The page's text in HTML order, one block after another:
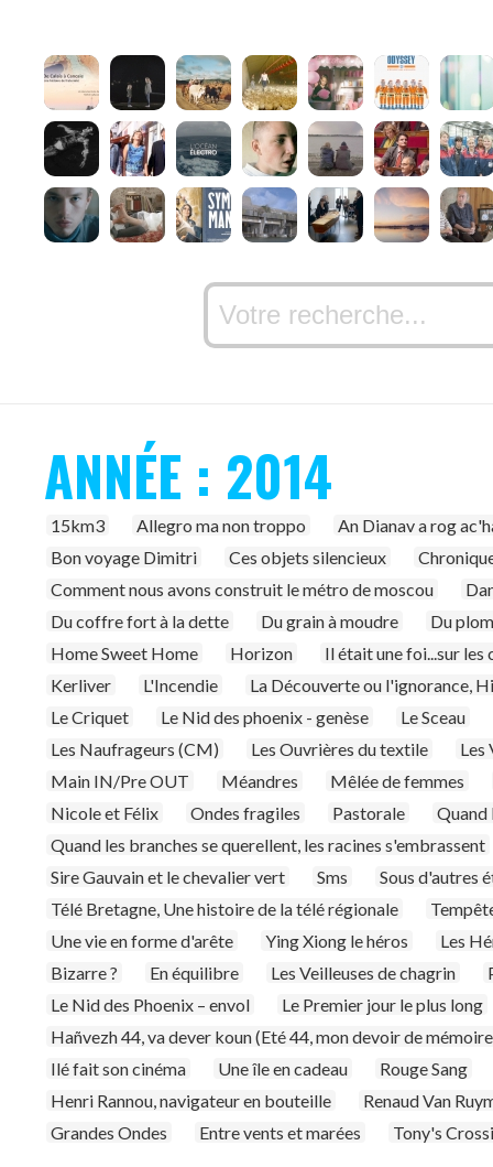
ANNÉE : 2014
15km3 Allegro ma non troppo
An Dianav a rog
Bon voyage Dimitri
Ces objets silencieux
Comment nous avons construit le métro de moscou
Du coffre fort à la dette
Du grain à moudre
Du
Home Sweet Home
Horizon
Il était une foi...sur les
Kerliver
L'Incendie
La Découverte ou l'ignorance,
Le Criquet
Le Nid des phoenix - genèse
Le Sceau
Les Naufrageurs (CM)
Les Ouvrières du textile
Les
Main IN/Pre OUT
Méandres
Mêlée de femmes
Nicole et Félix
Ondes fragiles Pastorale
Quand
Quand les branches se querellent, les racines s'embrassent
Sire Gauvain et le chevalier vert
Sms
Sous d'autres
Télé Bretagne, Une histoire de la télé régionale
Une vie en forme d'arête
Ying Xiong le héros
Les
Bizarre ?
En équilibre Les Veilleuses de chagrin
Le Nid des Phoenix – envol
Le Premier jour le plus long
Hañvezh 44, va dever koun (Eté 44, mon devoir de
Ilé fait son cinéma
Une île en cadeau
Rouge Sang
Henri Rannou, navigateur en bouteille
Renaud Van
Grandes Ondes
Entre vents et marées Tony's